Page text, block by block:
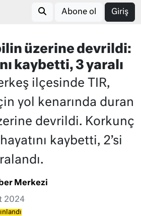
Abone ol Giriş
üzerine devrildi:
kaybetti, 3 yaralı
ilçesinde TIR,
yol kenarında duran
devrildi. Korkunç
kaybetti, 2’si
Merkezi
2024